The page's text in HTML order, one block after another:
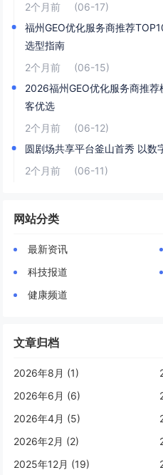
2个月前
(06-17)
福州GEO优化服务商推荐
选型指南
2个月前
(06-15)
2026福州GEO优化服务商推
客优选
2个月前
(06-12)
圆剧场共享平台釜山首秀 以数
2个月前
(06-11)
网站分类
最新资讯
科技报道
健康频道
文章归档
2026年8月 (1)
2026年6月 (6)
2026年4月 (5)
2026年2月 (2)
2025年12月 (19)